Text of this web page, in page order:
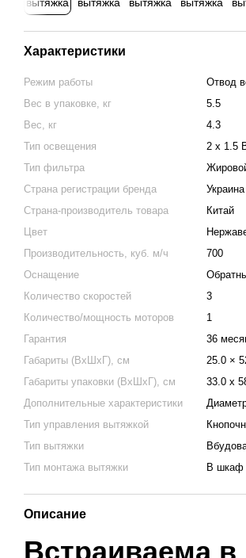
Характеристики
Режим работы
Отвод
Вес в упаковке, кг
5.5
Вес, кг
4.3
Тип освещения
2 х 1.5
Тип фильтра
Страна регистрации бренда
Украина
Страна-производитель товара
Китай
Цвет
Производительность, куб. м/ч
700
Оснащение
Количество скоростей
3
Количество/мощность моторов
1
Гарантия
36
Габариты (ВхШхГ), см
25.0 ×
Габариты упаковки (ВхШхГ), см
33.0 х
Дополнительные характеристики
Тип управления вытяжкой
Тип вытяжки
Тип монтажа вытяжки
В шкаф
Описание
Встраиваема